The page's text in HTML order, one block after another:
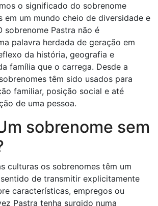
o significado do sobrenome
em um mundo cheio de diversidade e
sobrenome Pastra não é
palavra herdada de geração em
da história, geografia e
família que o carrega. Desde a
têm sido usados ​​para
familiar, posição social e até
de uma pessoa.
sobrenome sem
culturas os sobrenomes têm um
de transmitir explicitamente
características, empregos ou
Pastra tenha surgido numa